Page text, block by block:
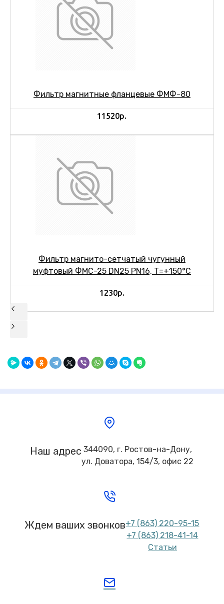
Фильтр магнитные фланцевые ФМФ-80
11520р.
Фильтр магнито-сетчатый чугунный
муфтовый ФМС-25 DN25 PN16, Т=+150°C
1230р.
Наш адрес 344090, г. Ростов-на-Дону,
ул. Доватора, 154/3, офис 22
Ждем ваших звонков+7 (863) 220-95-15
+7 (863) 218-41-14
Статьи